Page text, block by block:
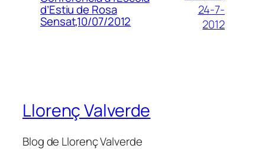
d’Estiu de Rosa
Sensat,10/07/2012
24-7-
2012
Llorenç Valverde
Blog de Llorenç Valverde